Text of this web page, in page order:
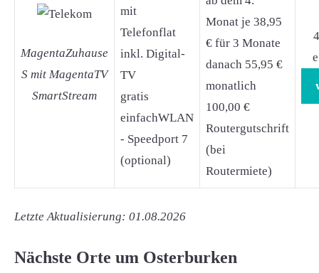
MagentaZuhause
S mit MagentaTV
SmartStream
mit
Telefonflat
inkl. Digital-
TV
gratis
einfachWLAN
- Speedport 7
(optional)
Monat je 38,95
€ für 3 Monate
danach 55,95 €
monatlich
100,00 €
Routergutschrift
(bei
Routermiete)
Letzte Aktualisierung: 01.08.2026
Nächste Orte um Osterburken